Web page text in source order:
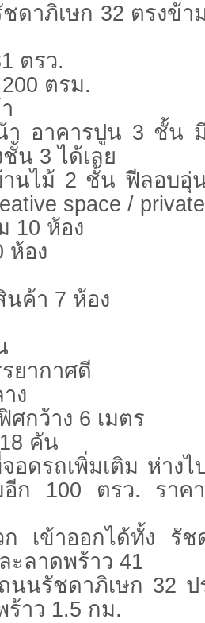
ดาภิเษก 32 ตรงข้
ตรว.
ตรม.
า อาคารปูน 3 ชั้น
น 3 ได้เลย
านไม้ 2 ชั้น ฟีลอบอุ่
space /
10 ห้อง
ห้อง
นค้า 7 ห้อง
ยากาศดี
ง
กว้าง 6 เมตร
คัน
อดรถเพิ่มเติม ห่าง
อีก 100 ตรว. ราค
ก เข้าออกได้ทั้ง รั
ะลาดพร้าว 41
ถนนรัชดาภิเษก 32
ร้าว 1.5 กม.